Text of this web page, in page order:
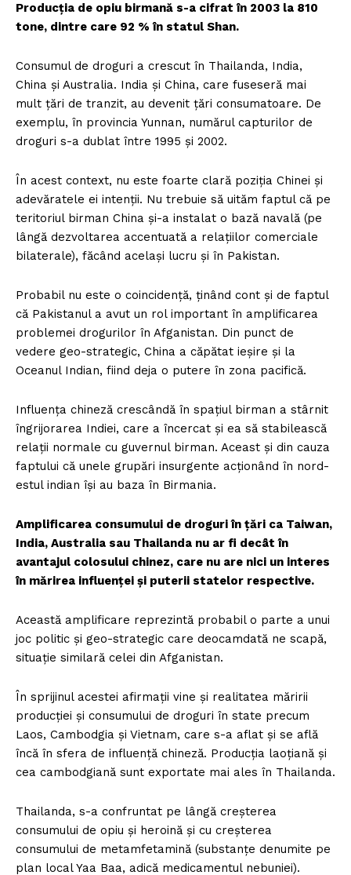
Producţia de opiu birmană s-a cifrat în 2003 la 810
tone, dintre care 92 % în statul Shan.
Consumul de droguri a crescut în Thailanda, India,
China şi Australia. India şi China, care fuseseră mai
mult ţări de tranzit, au devenit ţări consumatoare. De
exemplu, în provincia Yunnan, numărul capturilor de
droguri s-a dublat între 1995 şi 2002.
În acest context, nu este foarte clară poziţia Chinei şi
adevăratele ei intenţii. Nu trebuie să uităm faptul că pe
teritoriul birman China şi-a instalat o bază navală (pe
lângă dezvoltarea accentuată a relaţiilor comerciale
bilaterale), făcând acelaşi lucru şi în Pakistan.
Probabil nu este o coincidenţă, ţinând cont şi de faptul
că Pakistanul a avut un rol important în amplificarea
problemei drogurilor în Afganistan. Din punct de
vedere geo-strategic, China a căpătat ieşire şi la
Oceanul Indian, fiind deja o putere în zona pacifică.
Influenţa chineză crescândă în spaţiul birman a stârnit
îngrijorarea Indiei, care a încercat şi ea să stabilească
relaţii normale cu guvernul birman. Aceast şi din cauza
faptului că unele grupări insurgente acţionând în nord-
estul indian îşi au baza în Birmania.
Amplificarea consumului de droguri în ţări ca Taiwan,
India, Australia sau Thailanda nu ar fi decât în
avantajul colosului chinez, care nu are nici un interes
în mărirea influenţei şi puterii statelor respective.
Această amplificare reprezintă probabil o parte a unui
joc politic şi geo-strategic care deocamdată ne scapă,
situaţie similară celei din Afganistan.
În sprijinul acestei afirmaţii vine şi realitatea măririi
producţiei şi consumului de droguri în state precum
Laos, Cambodgia şi Vietnam, care s-a aflat şi se află
încă în sfera de influenţă chineză. Producţia laoţiană şi
cea cambodgiană sunt exportate mai ales în Thailanda.
Thailanda, s-a confruntat pe lângă creşterea
consumului de opiu şi heroină şi cu creşterea
consumului de metamfetamină (substanţe denumite pe
plan local Yaa Baa, adică medicamentul nebuniei).